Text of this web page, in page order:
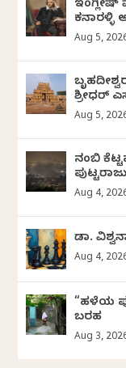
ಇಂಗ್ಲೀಷ್
ಕನಾರಳ್ಳಿ
Aug 5,
ಶ್ರೀಧರ್‌
Aug 5,
ನಂಬಿ
Aug 4,
ಡಾ.
Aug 4,
“ಹಳೆಯ
ಬರಹ
Aug 3,